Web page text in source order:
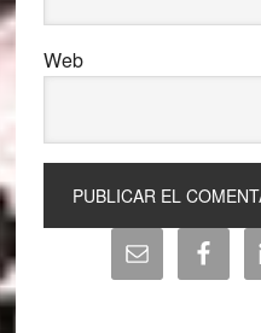
Web
Barra
lateral